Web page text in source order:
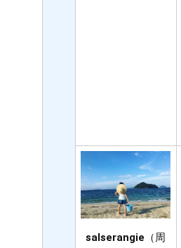
salserangie （周